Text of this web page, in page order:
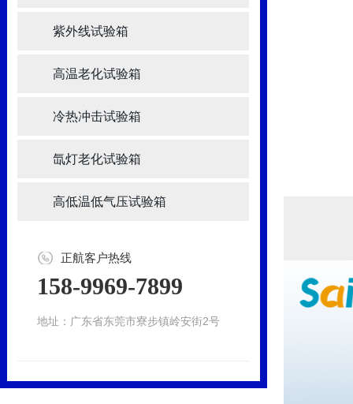
紫外线试验箱
高温老化试验箱
冷热冲击试验箱
氙灯老化试验箱
高低温低气压试验箱
正航客户热线
158-9969-7899
地址：广东省东莞市寮步镇岭安街2号